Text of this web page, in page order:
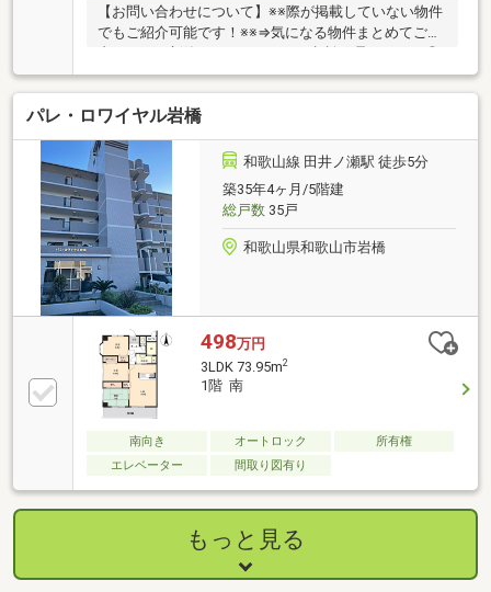
【お問い合わせについて】※※際が掲載していない物件
でもご紹介可能です！※※⇒気になる物件まとめてご案
資料請求、メールでのお問い合わせは24時間受付中
♪◎18時以降のご見学ご相談・オンライン対応・女性
スタッフ対応も可能♪詳細資料のご請求・物件見学の
ご依頼はお気軽に「お電話」または「資料請求ボタ
ン」からお問い合わせください！【住宅ローン相談会
開催中】初めてでご不安な方、各借入限度額を知りた
い方資金・支払い計画を立てたい方、住み替えをお考
えの方無料相談受付中です♪お気軽にお電話くださ
い！
パレ・ロワイヤル岩橋
和歌山線 田井ノ瀬駅 徒歩5分
築35年4ヶ月/5階建
総戸数35戸
和歌山県和歌山市岩橋
498万円
3LDK 73.95m2
1階 南
南向き オートロック
所有権
エレベーター
間取り図有り
もっと見る